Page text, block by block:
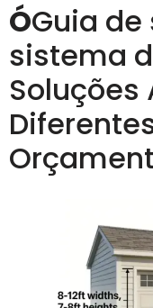
ÓGuia
sistema
Soluções